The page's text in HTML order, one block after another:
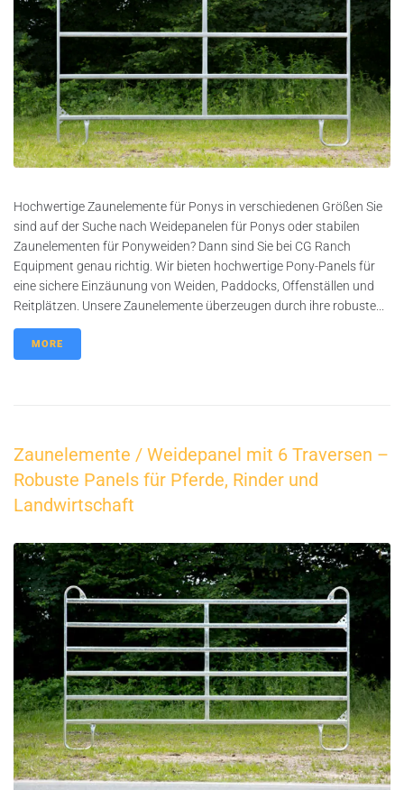
Hochwertige Zaunelemente für Ponys in verschiedenen Größen Sie
sind auf der Suche nach Weidepanelen für Ponys oder stabilen
Zaunelementen für Ponyweiden? Dann sind Sie bei CG Ranch
Equipment genau richtig. Wir bieten hochwertige Pony-Panels für
eine sichere Einzäunung von Weiden, Paddocks, Offenställen und
Reitplätzen. Unsere Zaunelemente überzeugen durch ihre robuste...
MORE
Zaunelemente / Weidepanel mit 6 Traversen –
Robuste Panels für Pferde, Rinder und
Landwirtschaft